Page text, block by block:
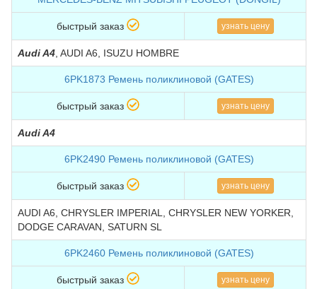
быстрый заказ узнать цену
Audi A4 , AUDI A6, ISUZU HOMBRE
6PK1873 Ремень поликлиновой (GATES)
быстрый заказ узнать цену
Audi A4
6PK2490 Ремень поликлиновой (GATES)
быстрый заказ узнать цену
AUDI A6, CHRYSLER IMPERIAL, CHRYSLER NEW YORKER,
DODGE CARAVAN, SATURN SL
6PK2460 Ремень поликлиновой (GATES)
быстрый заказ узнать цену